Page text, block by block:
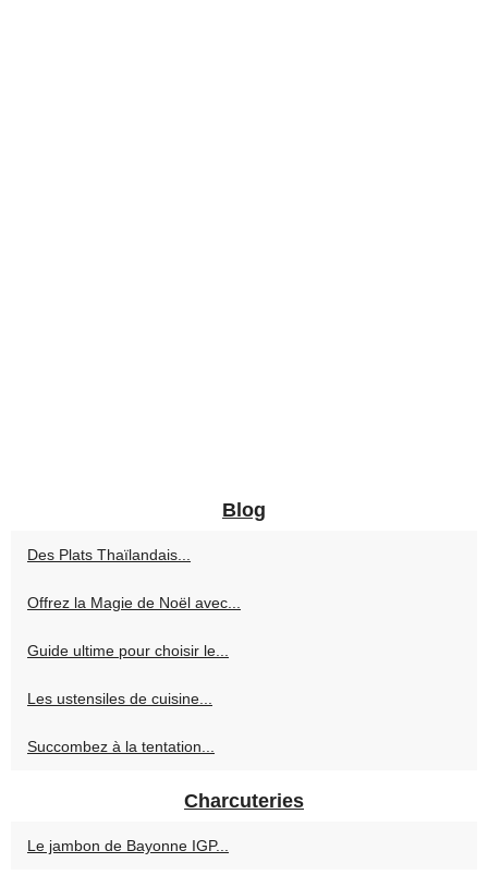
Blog
Des Plats Thaïlandais...
Offrez la Magie de Noël avec...
Guide ultime pour choisir le...
Les ustensiles de cuisine...
Succombez à la tentation...
Charcuteries
Le jambon de Bayonne IGP...